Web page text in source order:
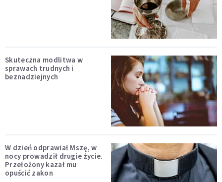
Skuteczna modlitwa w
sprawach trudnych i
beznadziejnych
W dzień odprawiał Mszę, w
nocy prowadził drugie życie.
Przełożony kazał mu
opuścić zakon